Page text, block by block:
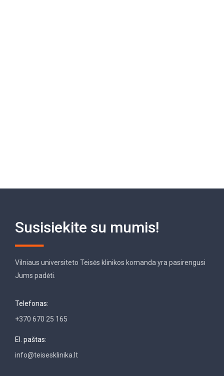
Susisiekite su mumis!
Vilniaus universiteto Teisės klinikos komanda yra pasirengusi
Jums padėti.
Telefonas:
+370 670 25 165
El. paštas:
info@teisesklinika.lt